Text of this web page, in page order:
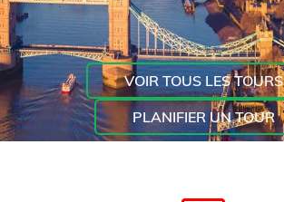
VOIR TOUS LES TOURS
PLANIFIER UN TOUR